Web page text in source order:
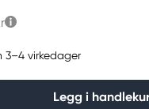
3–4 virkedager
Legg i